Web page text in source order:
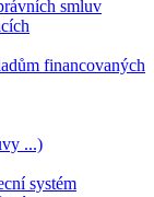
smluv
financovaných
...)
systém